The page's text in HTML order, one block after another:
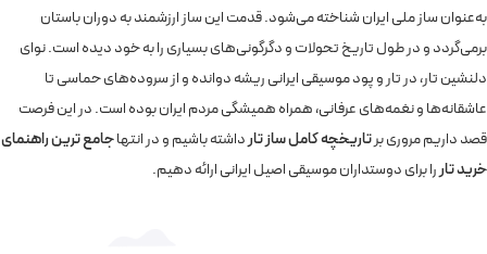
به‌عنوان ساز ملی ایران شناخته می‌شود. قدمت این ساز ارزشمند به دوران باستان
برمی‌گردد و در طول تاریخ تحولات و دگرگونی‌های بسیاری را به خود دیده است. نوای
دلنشین تار، در تار و پود موسیقی ایرانی ریشه دوانده و از سروده‌های حماسی تا
عاشقانه‌ها و نغمه‌های عرفانی، همراه همیشگی مردم ایران بوده است. در این فرصت
قصد داریم مروری برتاریخچه کامل ساز تارداشته باشیم و در انتهاجامع ترین راهنمای
خرید تاررا برای دوستداران موسیقی اصیل ایرانی ارائه دهیم.